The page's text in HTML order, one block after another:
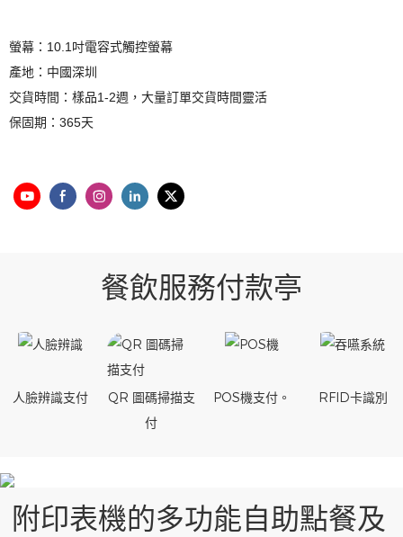
螢幕：10.1吋電容式觸控螢幕
產地：中國深圳
交貨時間：樣品1-2週，大量訂單交貨時間靈活
保固期：365天
餐飲服務付款亭
人臉辨識支付
QR 圖碼掃描支
付
POS機支付。 RFID卡識別
附印表機的多功能自助點餐及